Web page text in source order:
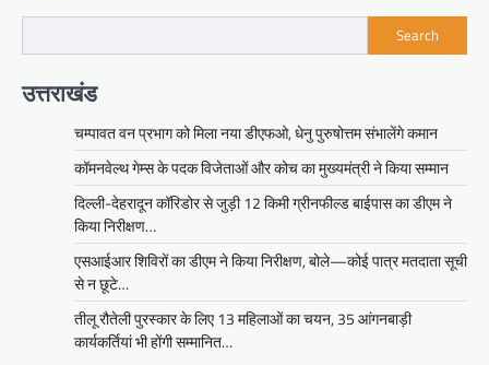
Search
उत्तराखंड
चम्पावत वन प्रभाग को मिला नया डीएफओ, धेनु पुरुषोत्तम संभालेंगे कमान
कॉमनवेल्थ गेम्स के पदक विजेताओं और कोच का मुख्यमंत्री ने किया सम्मान
दिल्ली-देहरादून कॉरिडोर से जुड़ी 12 किमी ग्रीनफील्ड बाईपास का डीएम ने
किया निरीक्षण…
एसआईआर शिविरों का डीएम ने किया निरीक्षण, बोले—कोई पात्र मतदाता सूची
से न छूटे…
तीलू रौतेली पुरस्कार के लिए 13 महिलाओं का चयन, 35 आंगनबाड़ी
कार्यकर्तियां भी होंगी सम्मानित…